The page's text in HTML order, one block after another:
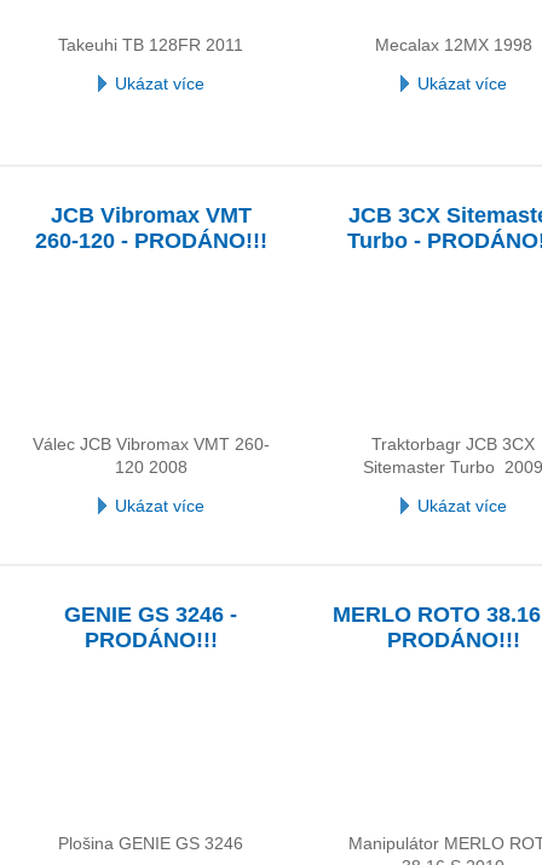
Takeuhi TB 128FR 2011
Ukázat více
Mecalax 12MX 1998
Ukázat více
JCB Vibromax VMT
260-120 - PRODÁNO!!!
Válec JCB Vibromax VMT 260-
120 2008
Ukázat více
JCB 3CX
Turbo -
Traktorbagr JCB 3CX
Sitemaster Turbo
Ukázat více
GENIE GS 3246 -
PRODÁNO!!!
Plošina GENIE GS 3246
MERLO ROTO
PRODÁNO!!!
Manipulátor MERLO